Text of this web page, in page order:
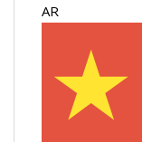
AR